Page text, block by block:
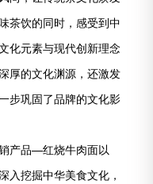
茶饮的同时，感受到中
化元素与现代创新理念
厚的文化渊源，还激发
步巩固了品牌的文化影
产品—红烧牛肉面以
入挖掘中华美食文化，